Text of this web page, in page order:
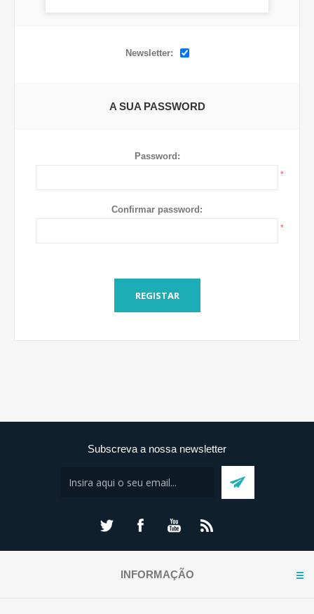
Newsletter:
A SUA PASSWORD
Password:
*
Confirmar password:
*
REGISTAR
Subscreva a nossa newsletter
INFORMAÇÃO